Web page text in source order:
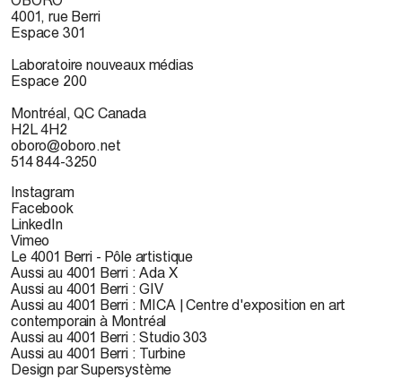
4001, rue Berri
Espace 301
Laboratoire nouveaux médias
Espace 200
Montréal, QC Canada
H2L 4H2
oboro@oboro.net
514 844-3250
Instagram
Facebook
LinkedIn
Vimeo
Le 4001 Berri - Pôle artistique
Aussi au 4001 Berri : Ada X
Aussi au 4001 Berri : GIV
Aussi au 4001 Berri : MICA | Centre d'exposition en art
contemporain à Montréal
Aussi au 4001 Berri : Studio 303
Aussi au 4001 Berri : Turbine
Design par Supersystème